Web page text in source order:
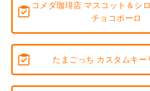
コメダ珈琲店 マスコット＆シ
チョコボーロ
たまごっち カスタムキー